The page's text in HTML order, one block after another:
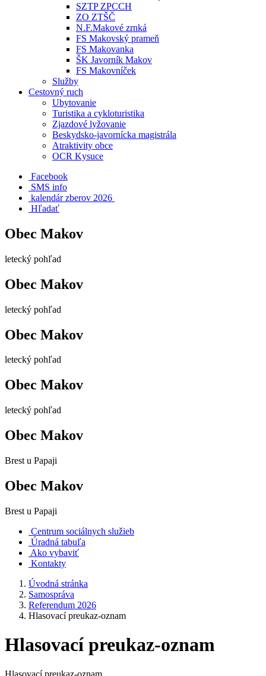
SZTP ZPCCH
ZO ZTŠČ
N.F.Makové zrnká
FS Makovský prameň
FS Makovanka
ŠK Javorník Makov
FS Makovníček
Služby
Cestovný ruch
Ubytovanie
Turistika a cykloturistika
Zjazdové lyžovanie
Beskydsko-javornícka magistrála
Atraktivity obce
OCR Kysuce
Facebook
SMS info
​ kalendár zberov 2026
Hľadať
Obec Makov
letecký pohľad
Obec Makov
letecký pohľad
Obec Makov
letecký pohľad
Obec Makov
letecký pohľad
Obec Makov
Brest u Papaji
Obec Makov
Brest u Papaji
Centrum sociálnych služieb
Úradná tabuľa
Ako vybaviť
Kontakty
Úvodná stránka
Samospráva
Referendum 2026
Hlasovací preukaz-oznam
Hlasovací preukaz-oznam
Hlasovací preukaz-oznam